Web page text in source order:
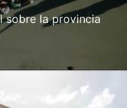
sobre la provincia